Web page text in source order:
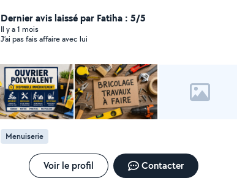
satisfaire les clients en offrant un travail de qualité à un
prix raisonnable. N'hésitez pas à me contacter pour
toute information.
Dernier avis laissé par Fatiha : 5/5
Il y a 1 mois
J’ai pas fais affaire avec lui
Menuiserie
Voir le profil Contacter